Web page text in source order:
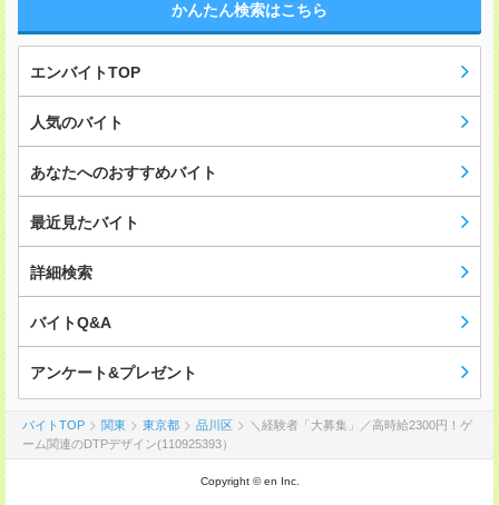
かんたん検索はこちら
エンバイトTOP
人気のバイト
あなたへのおすすめバイト
最近見たバイト
詳細検索
バイトQ&A
アンケート&プレゼント
バイトTOP 関東 東京都 品川区
＼経験者「大募集」／高時給2300円！ゲ
ーム関連のDTPデザイン(110925393）
Copyright © en Inc.